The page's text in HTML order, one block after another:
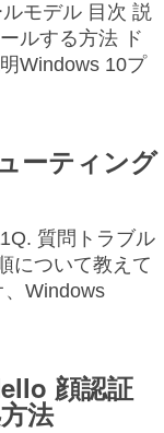
モデル 目次 説
ルする方法 ド
Windows 10プ
ーティング
質問トラブル
について教えて
、Windows
顔認証
法